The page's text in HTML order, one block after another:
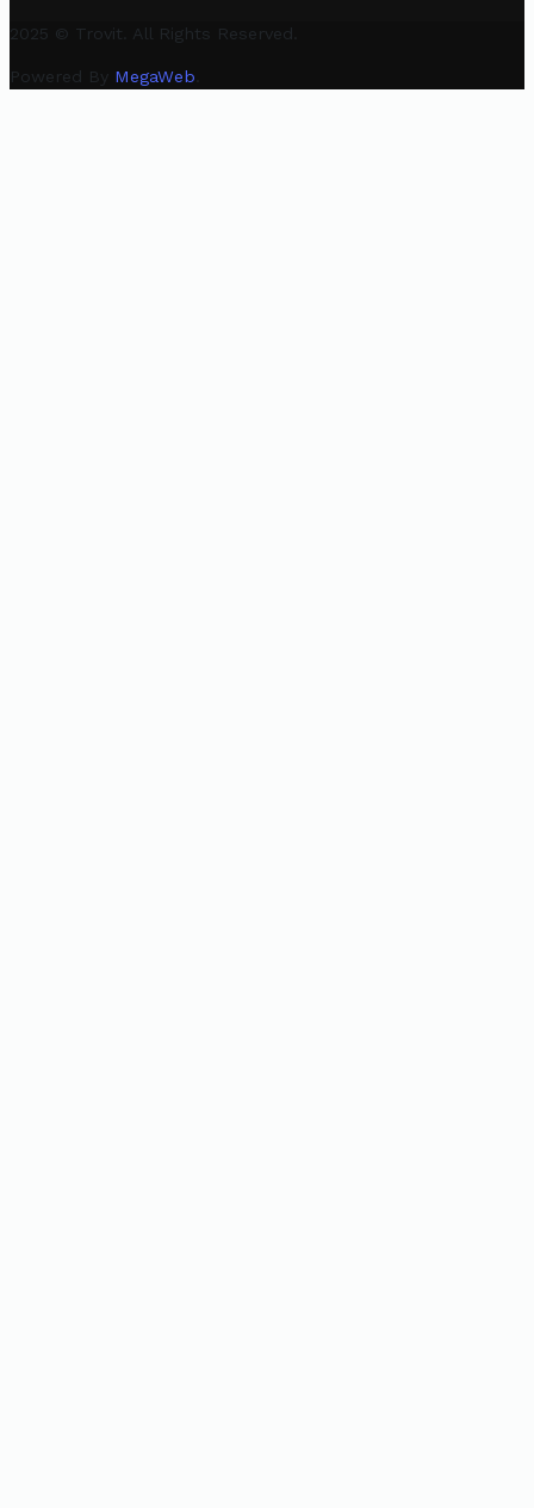
2025 © Trovit. All Rights Reserved.
Powered By MegaWeb